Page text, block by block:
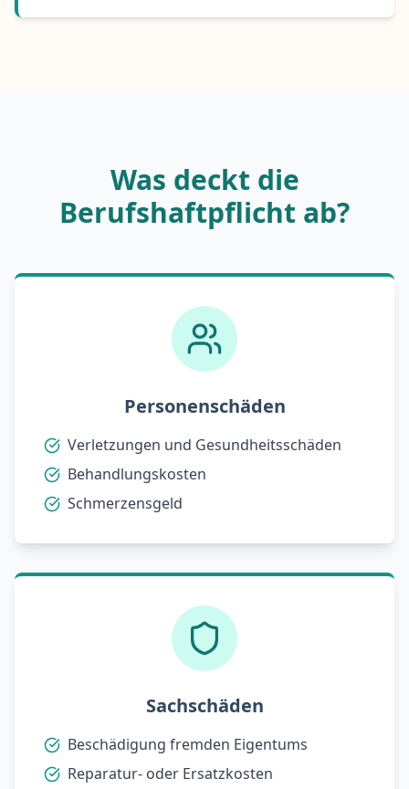
Was deckt die
Berufshaftpflicht ab?
Personenschäden
Verletzungen und Gesundheitsschäden
Behandlungskosten
Schmerzensgeld
Sachschäden
Beschädigung fremden Eigentums
Reparatur- oder Ersatzkosten